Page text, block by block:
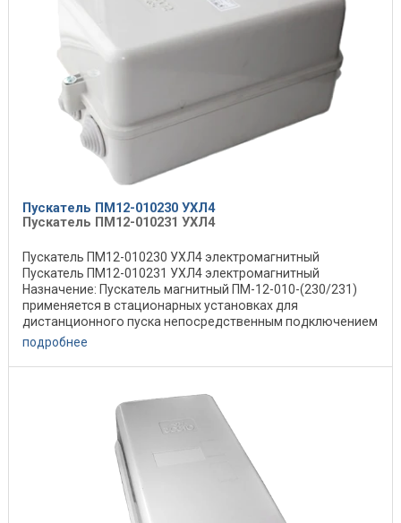
Пускатель ПМ12-010230 УХЛ4
Пускатель ПМ12-010231 УХЛ4
Пускатель ПМ12-010230 УХЛ4 электромагнитный
Пускатель ПМ12-010231 УХЛ4 электромагнитный
Назначение: Пускатель магнитный ПМ-12-010-(230/231)
применяется в стационарных установках для
дистанционного пуска непосредственным подключением
к сети, ...
подробнее